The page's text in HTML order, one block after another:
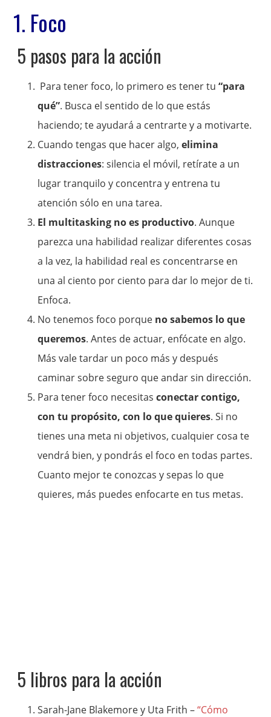
1. Foco
5 pasos para la acción
Para tener foco, lo primero es tener tu“para
qué”. Busca el sentido de lo que estás
haciendo; te ayudará a centrarte y a motivarte.
Cuando tengas que hacer algo,elimina
distracciones: silencia el móvil, retírate a un
lugar tranquilo y concentra y entrena tu
atención sólo en una tarea.
El multitasking no es productivo. Aunque
parezca una habilidad realizar diferentes cosas
a la vez, la habilidad real es concentrarse en
una al ciento por ciento para dar lo mejor de ti.
Enfoca.
No tenemos foco porque no sabemos lo que
queremos. Antes de actuar, enfócate en algo.
Más vale tardar un poco más y después
caminar sobre seguro que andar sin dirección.
Para tener foco necesitasconectar contigo,
con tu propósito, con lo que quieres. Si no
tienes una meta ni objetivos, cualquier cosa te
vendrá bien, y pondrás el foco en todas partes.
Cuanto mejor te conozcas y sepas lo que
quieres, más puedes enfocarte en tus metas.
5 libros para la acción
Sarah-Jane Blakemore y Uta Frith –“Cómo